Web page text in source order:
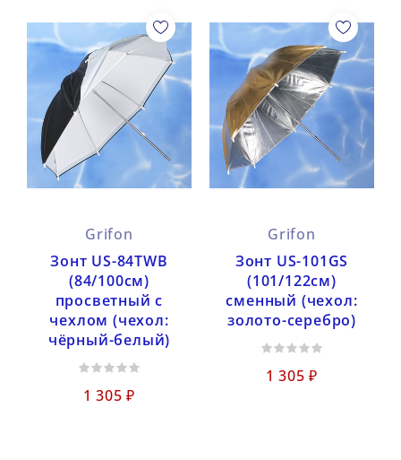
Grifon
Зонт US-84TWB
(84/100см)
просветный с
чехлом (чехол:
чёрный-белый)
1 305 ₽
Grifon
Зонт US-101GS
(101/122см)
сменный (чехол:
золото-серебро)
1 305 ₽